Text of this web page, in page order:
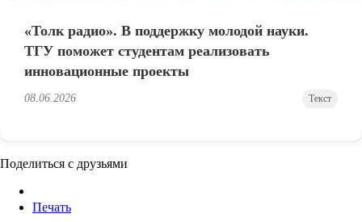
«Толк радио». В поддержку молодой науки.
ТГУ поможет студентам реализовать
инновационные проекты
08.06.2026 Текст
Поделиться с друзьями
Печать